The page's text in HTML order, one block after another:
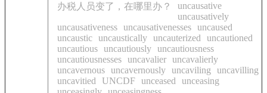
办税人员变了，在哪里办？
uncausative
uncausatively
uncausativeness uncausativenesses uncaused
uncaustic uncaustically uncauterized
uncautioned
uncautious uncautiously uncautiousness
uncautiousnesses uncavalier uncavalierly
uncavernous uncavernously uncaviling
uncavilling
uncavitied
UNCDF unceased
unceasing